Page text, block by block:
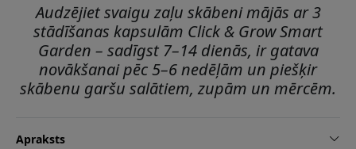
Audzējiet svaigu zaļu skābeni mājās ar 3
stādīšanas kapsulām Click & Grow Smart
Garden – sadīgst 7–14 dienās, ir gatava
novākšanai pēc 5–6 nedēļām un piešķir
skābenu garšu salātiem, zupām un mērcēm.
Apraksts